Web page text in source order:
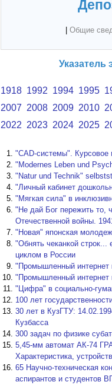
Общие
Указатель
1918 1992 1994 1995
2007 2008 2009 2010
2022 2023 2024 2025
"CAD-системы". Курсовое
"Modernes Leben und
"Natur und Technik"
"Личный кабинет
"Мягкая сила" в
"Не дай Бог пережить то,
Отечественной войны.
"Новая" японская
"Обнять чеканкой
циклом в России
"Промышленный интернет
"Промышленный интернет
"Цифра" в социально-
100 лет
30 лет в КузГТУ:
Кузбасса
300 задач по физике
5,45-мм автомат АК-74
Характеристика,
65 Научно-техническая
аспирантов и студентов